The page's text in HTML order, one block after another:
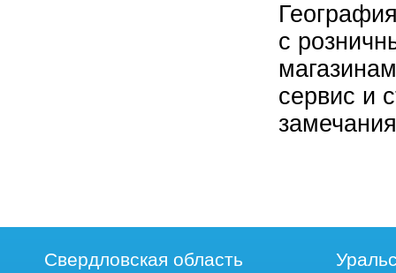
с
сервис и
Свердловская область